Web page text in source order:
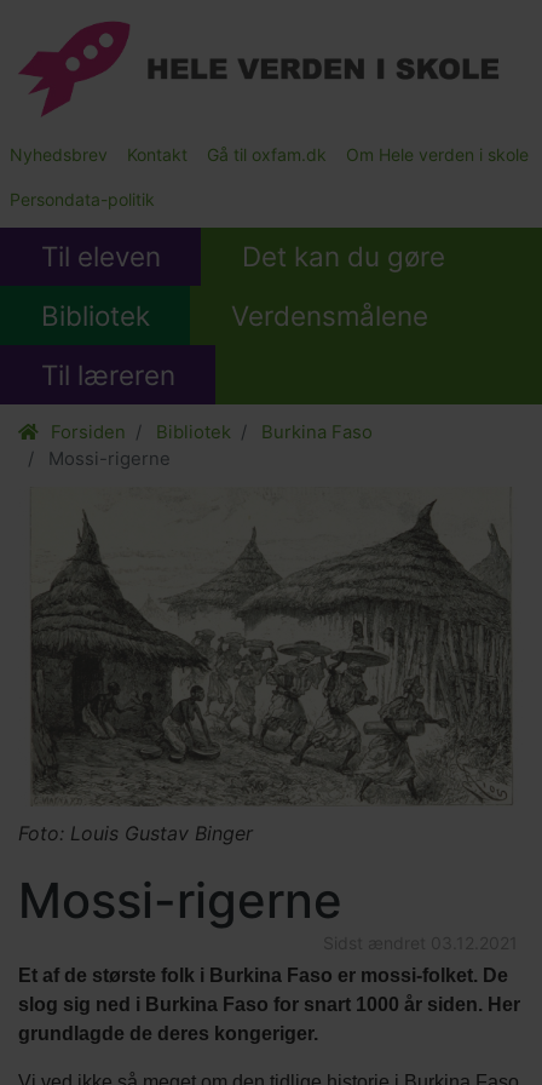
hovedindhold
Main
Submenu
Nyhedsbrev Kontakt Gå til oxfam.dk Om Hele verden i skole
Persondata-politik
Til eleven
Det kan du gøre
Bibliotek
Verdensmålene
Til læreren
Forsiden Bibliotek
Burkina Faso
Mossi-rigerne
Foto: Louis Gustav Binger
Mossi-rigerne
Et af de største folk i Burkina Faso er mossi-folket. De
slog sig ned i Burkina Faso for snart 1000 år siden. Her
grundlagde de deres kongeriger.